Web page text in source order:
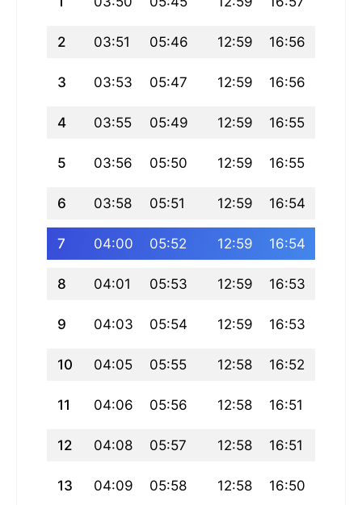
2 03:51 05:46 12:59 16:56
3 03:53 05:47 12:59 16:56
4 03:55 05:49 12:59 16:55
5 03:56 05:50 12:59 16:55
6 03:58 05:51 12:59 16:54
7 04:00 05:52 12:59 16:54
8 04:01 05:53 12:59 16:53
9 04:03 05:54 12:59 16:53
10 04:05 05:55 12:58 16:52
11 04:06 05:56 12:58 16:51
12 04:08 05:57 12:58 16:51
13 04:09 05:58 12:58 16:50